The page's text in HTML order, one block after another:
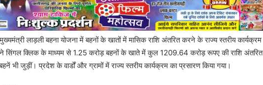
लाड़ली बहना योजना में बहनों के खातों में मासिक राशि अंतरित करने के राज्य स्तरीय कार्यक्रम
ने सिंगल क्लिक के माध्यम से 1.25 करोड़ बहनों के खाते में कुल 1209.64 करोड़ रूपए की राशि अंतरित
भी जुड़ीं। प्रदेश के वार्डों और ग्रामों में राज्य स्तरीय कार्यक्रम का प्रसारण किया गया।